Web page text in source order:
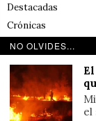
Destacadas
Crónicas
Noticias de
Reflexiones
LINKS
NO OLVIDES...
el